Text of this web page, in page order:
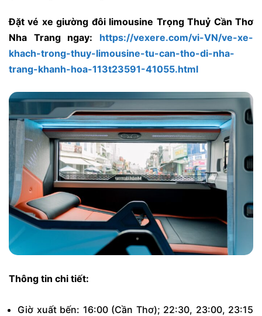
Đặt vé xe giường đôi limousine Trọng Thuỷ Cần Thơ
Nha Trang ngay: https://vexere.com/vi-VN/ve-xe-
khach-trong-thuy-limousine-tu-can-tho-di-nha-
trang-khanh-hoa-113t23591-41055.html
Thông tin chi tiết:
Giờ xuất bến: 16:00 (Cần Thơ); 22:30, 23:00, 23:15